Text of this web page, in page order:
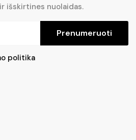
išskirtines nuolaidas.
Prenumeruoti
politika